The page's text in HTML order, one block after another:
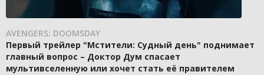
AVENGERS: DOOMSDAY
Первый трейлер "Мстители: Судный день" поднимает
главный вопрос – Доктор Дум спасает
мультивселенную или хочет стать её правителем